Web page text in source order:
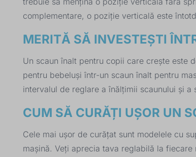
complementare, o poziție verticală este
MERITĂ SĂ INVESTEȘTI
Un scaun înalt pentru copii care crește este
pentru bebeluși într-un scaun înalt pentru
intervalul de reglare a înălțimii scaunului și a
CUM SĂ CURĂȚI UȘOR UN
Cele mai ușor de curățat sunt modelele cu
mașină. Veți aprecia tava reglabilă la